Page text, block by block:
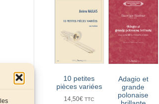
10 petites
pièces variées
14,50€ TTC
Adagio et
grande
polonaise